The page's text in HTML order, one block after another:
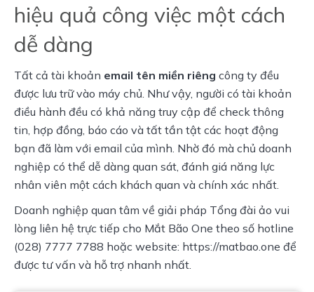
hiệu quả công việc một cách
dễ dàng
Tất cả tài khoản email tên miền riêng công ty đều
được lưu trữ vào máy chủ. Như vậy, người có tài khoản
điều hành đều có khả năng truy cập để check thông
tin, hợp đồng, báo cáo và tất tần tật các hoạt động
bạn đã làm với email của mình. Nhờ đó mà chủ doanh
nghiệp có thể dễ dàng quan sát, đánh giá năng lực
nhân viên một cách khách quan và chính xác nhất.
Doanh nghiệp quan tâm về giải pháp Tổng đài ảo vui
lòng liên hệ trực tiếp cho Mắt Bão One theo số hotline
(028) 7777 7788 hoặc website: https://matbao.one để
được tư vấn và hỗ trợ nhanh nhất.